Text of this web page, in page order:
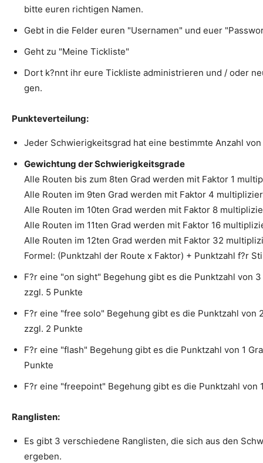
bitte euren richtigen Namen.
Gebt in die Felder euren "Usernamen" und euer
Geht zu "Meine Tickliste"
Dort k?nnt ihr eure Tickliste administrieren und / oder
gen.
Punkteverteilung:
Jeder Schwierigkeitsgrad hat eine bestimmte Anzahl
Gewichtung der Schwierigkeitsgrade
Alle Routen bis zum 8ten Grad werden mit Faktor 1
Alle Routen im 9ten Grad werden mit Faktor 4
Alle Routen im 10ten Grad werden mit Faktor 8
Alle Routen im 11ten Grad werden mit Faktor 16
Alle Routen im 12ten Grad werden mit Faktor 32
Formel: (Punktzahl der Route x Faktor) + Punktzahl f?r
F?r eine "on sight" Begehung gibt es die Punktzahl von
zzgl. 5 Punkte
F?r eine "free solo" Begehung gibt es die Punktzahl von
zzgl. 2 Punkte
F?r eine "flash" Begehung gibt es die Punktzahl von 1
Punkte
F?r eine "freepoint" Begehung gibt es die Punktzahl von
Ranglisten:
Es gibt 3 verschiedene Ranglisten, die sich aus den
ergeben.